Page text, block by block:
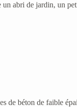
abri de jardin, un
de béton de faible